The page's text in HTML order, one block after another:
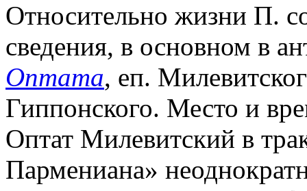
Относительно жизни П.
сведения, в основном в
Оптата, еп.
Гиппонского. Место и
Оптат Милевитский в
Пармениана»